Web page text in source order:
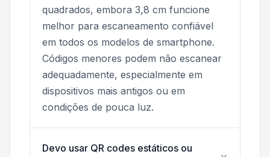
quadrados, embora 3,8 cm funcione
melhor para escaneamento confiável
em todos os modelos de smartphone.
Códigos menores podem não escanear
adequadamente, especialmente em
dispositivos mais antigos ou em
condições de pouca luz.
Devo usar QR codes estáticos ou